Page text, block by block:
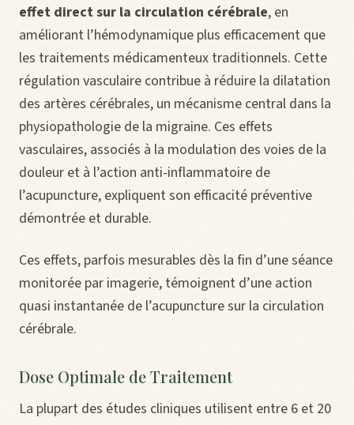
effet direct sur la circulation cérébrale, en
améliorant l’hémodynamique plus efficacement que
les traitements médicamenteux traditionnels. Cette
régulation vasculaire contribue à réduire la dilatation
des artères cérébrales, un mécanisme central dans la
physiopathologie de la migraine. Ces effets
vasculaires, associés à la modulation des voies de la
douleur et à l’action anti-inflammatoire de
l’acupuncture, expliquent son efficacité préventive
démontrée et durable.
Ces effets, parfois mesurables dès la fin d’une séance
monitorée par imagerie, témoignent d’une action
quasi instantanée de l’acupuncture sur la circulation
cérébrale.
Dose Optimale de Traitement
La plupart des études cliniques utilisent entre 6 et 20